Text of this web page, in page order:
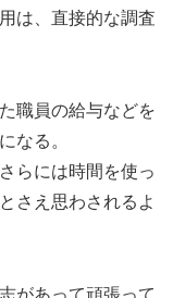
は、直接的な調査
職員の給与などを
なる。
らには時間を使っ
さえ思わされるよ
があって頑張って